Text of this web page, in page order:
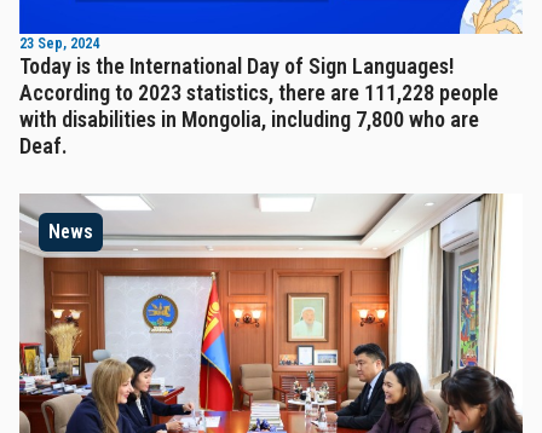
23 Sep, 2024
Today is the International Day of Sign Languages!
According to 2023 statistics, there are 111,228 people
with disabilities in Mongolia, including 7,800 who are
Deaf.
News